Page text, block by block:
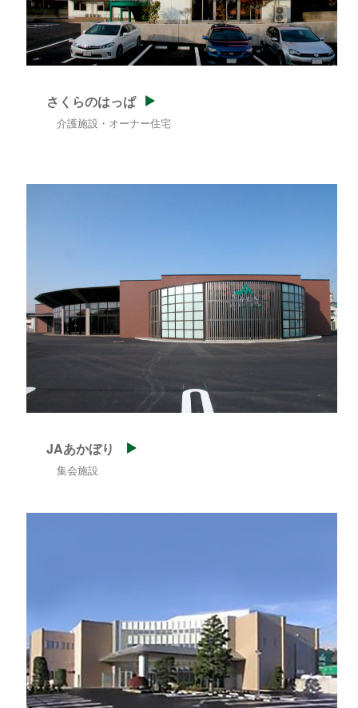
さくらのはっぱ
介護施設・オーナー住宅
JAあかぼり
集会施設